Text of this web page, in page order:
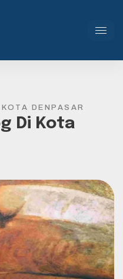
DENPASAR
Di Kota